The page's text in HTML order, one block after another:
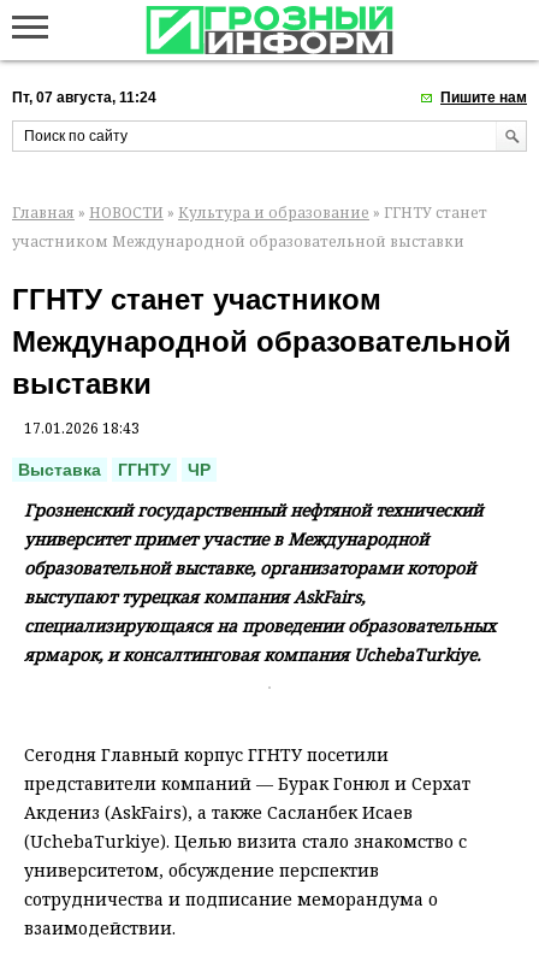
Пт, 07 августа, 11:24 Пишите нам
Главная » НОВОСТИ » Культура и образование » ГГНТУ станет
участником Международной образовательной выставки
ГГНТУ станет участником
Международной образовательной
выставки
17.01.2026 18:43
Выставка ГГНТУ ЧР
Грозненский государственный нефтяной технический
университет примет участие в Международной
образовательной выставке, организаторами которой
выступают турецкая компания AskFairs,
специализирующаяся на проведении образовательных
ярмарок, и консалтинговая компания UchebaTurkiye.
Сегодня Главный корпус ГГНТУ посетили
представители компаний — Бурак Гонюл и Серхат
Акдениз (AskFairs), а также Сасланбек Исаев
(UchebaTurkiye). Целью визита стало знакомство с
университетом, обсуждение перспектив
сотрудничества и подписание меморандума о
взаимодействии.